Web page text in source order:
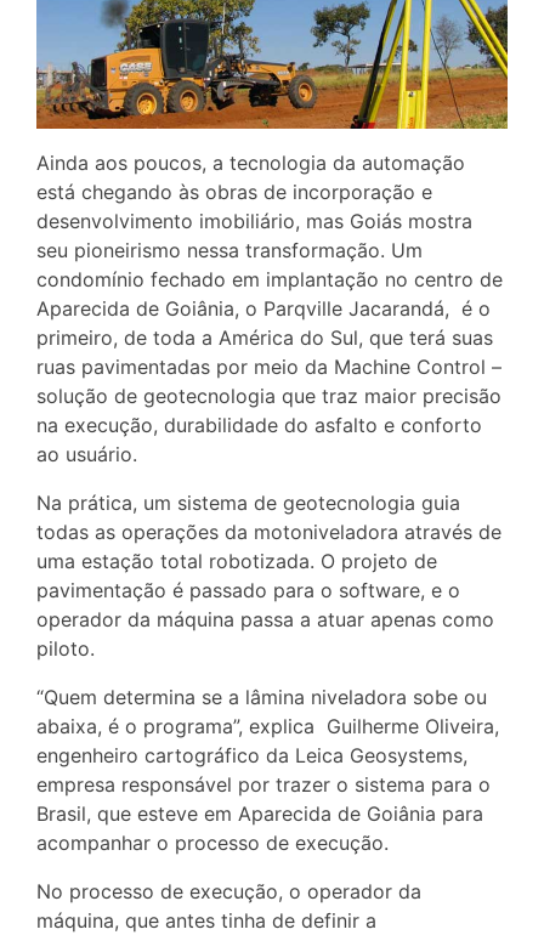
Ainda aos poucos, a tecnologia da automação
está chegando às obras de incorporação e
desenvolvimento imobiliário, mas Goiás mostra
seu pioneirismo nessa transformação. Um
condomínio fechado em implantação no centro de
Aparecida de Goiânia, o Parqville Jacarandá, é o
primeiro, de toda a América do Sul, que terá suas
ruas pavimentadas por meio da Machine Control –
solução de geotecnologia que traz maior precisão
na execução, durabilidade do asfalto e conforto
ao usuário.
Na prática, um sistema de geotecnologia guia
todas as operações da motoniveladora através de
uma estação total robotizada. O projeto de
pavimentação é passado para o software, e o
operador da máquina passa a atuar apenas como
piloto.
“Quem determina se a lâmina niveladora sobe ou
abaixa, é o programa”, explica Guilherme Oliveira,
engenheiro cartográfico da Leica Geosystems,
empresa responsável por trazer o sistema para o
Brasil, que esteve em Aparecida de Goiânia para
acompanhar o processo de execução.
No processo de execução, o operador da
máquina, que antes tinha de definir a